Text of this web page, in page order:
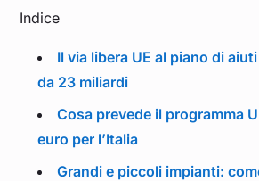
Indice
Il via libera UE al piano di
da 23 miliardi
Cosa prevede il programma
euro per l’Italia
Grandi e piccoli impianti: